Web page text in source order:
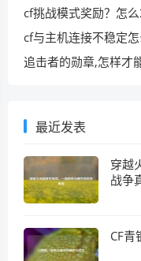
cf挑战模式奖励？怎
cf与主机连接不稳定
追击者的勋章,怎样才
最近发表
穿越
战争
CF